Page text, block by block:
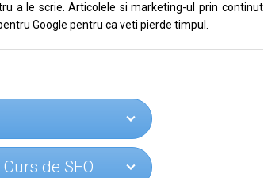
a le scrie. Articolele si marketing-ul prin continut
Google pentru ca veti pierde timpul.
de SEO